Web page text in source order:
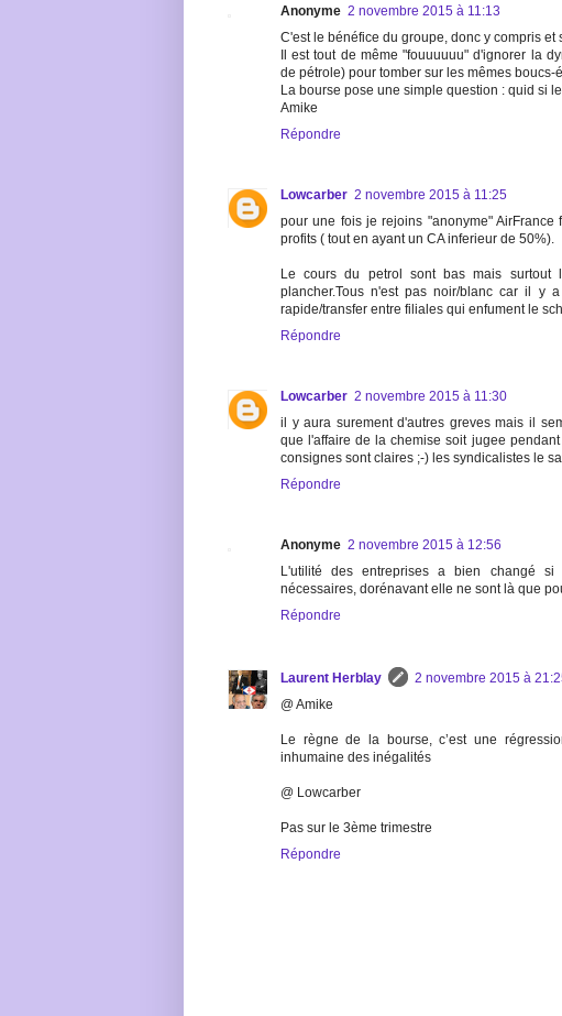
Anonyme 2 novembre 2015 à 11:13
C'est le bénéfice du groupe, donc y compris et
Il est tout de même "fouuuuuu" d'ignorer la
de pétrole) pour tomber sur les mêmes boucs-
La bourse pose une simple question : quid si
Amike
Répondre
Lowcarber 2 novembre 2015 à 11:25
pour une fois je rejoins "anonyme"
profits ( tout en ayant un CA inferieur de 50%).
Le cours du petrol sont bas mais surtout
plancher.Tous n'est pas noir/blanc car il y
rapide/transfer entre filiales qui enfument le
Répondre
Lowcarber 2 novembre 2015 à 11:30
il y aura surement d'autres greves mais il
que l'affaire de la chemise soit jugee
consignes sont claires ;-) les syndicalistes le
Répondre
Anonyme 2 novembre 2015 à 12:56
L'utilité des entreprises a bien changé si
nécessaires, dorénavant elle ne sont là que
Répondre
Laurent Herblay
2 novembre 2015 à
@ Amike
Le règne de la bourse, c’est une
inhumaine des inégalités
@ Lowcarber
Pas sur le 3ème trimestre
Répondre